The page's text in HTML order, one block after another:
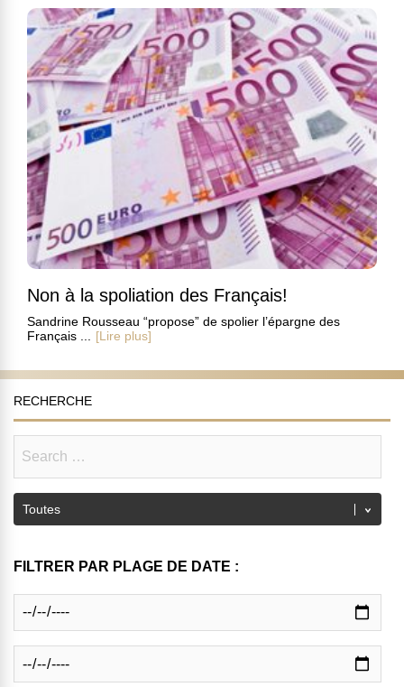
Non à la spoliation des Français!
Sandrine Rousseau “propose” de spolier l’épargne des
Français ...
[Lire plus]
RECHERCHE
FILTRER PAR PLAGE DE DATE :